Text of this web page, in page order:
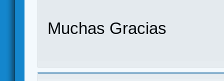
Muchas Gracias